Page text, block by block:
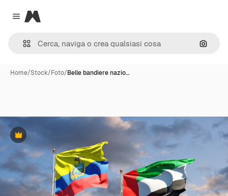
Close menu
Magnific
Cerca
Home/Stock/Foto/Belle bandiere nazio…
Premium